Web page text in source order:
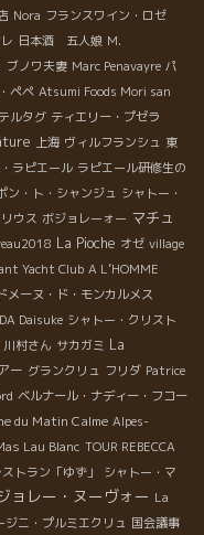
Nora フランスワイン・ロゼ
日本酒 五人娘 M.
ブノワ夫妻 Marc Penavayre パ
ペペ Atsumi Foods Mori san
ルタグ ティエリー・プゼラ
上海 ヴィルフランシュ 東
ラピエール ラピエール研修生の
ン・ト・シャンジュ シャトー・
ウス ボジョレーォー マチュ
La Pioche オゼ village
Yacht Club A L’HOMME
ドメーヌ・ド・モンカルメス
Daisuke シャトー・クリスト
川村さん サカガミ La
ー グランクリュ フリダ Patrice
ベルナール・ナディー・フコー
du Matin Calme Alpes-
Lau Blanc TOUR REBECCA
トラン「ゆず」
シャトー・マ
ョレー・ヌーヴォー La
ジニ・プルミエクリュ 国会議事